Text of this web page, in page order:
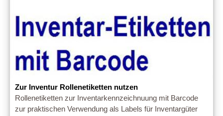
Zur Inventur Rollenetiketten nutzen
Rollenetiketten zur Inventarkennzeichnuung mit Barcode
zur praktischen Verwendung als Labels für Inventargüter